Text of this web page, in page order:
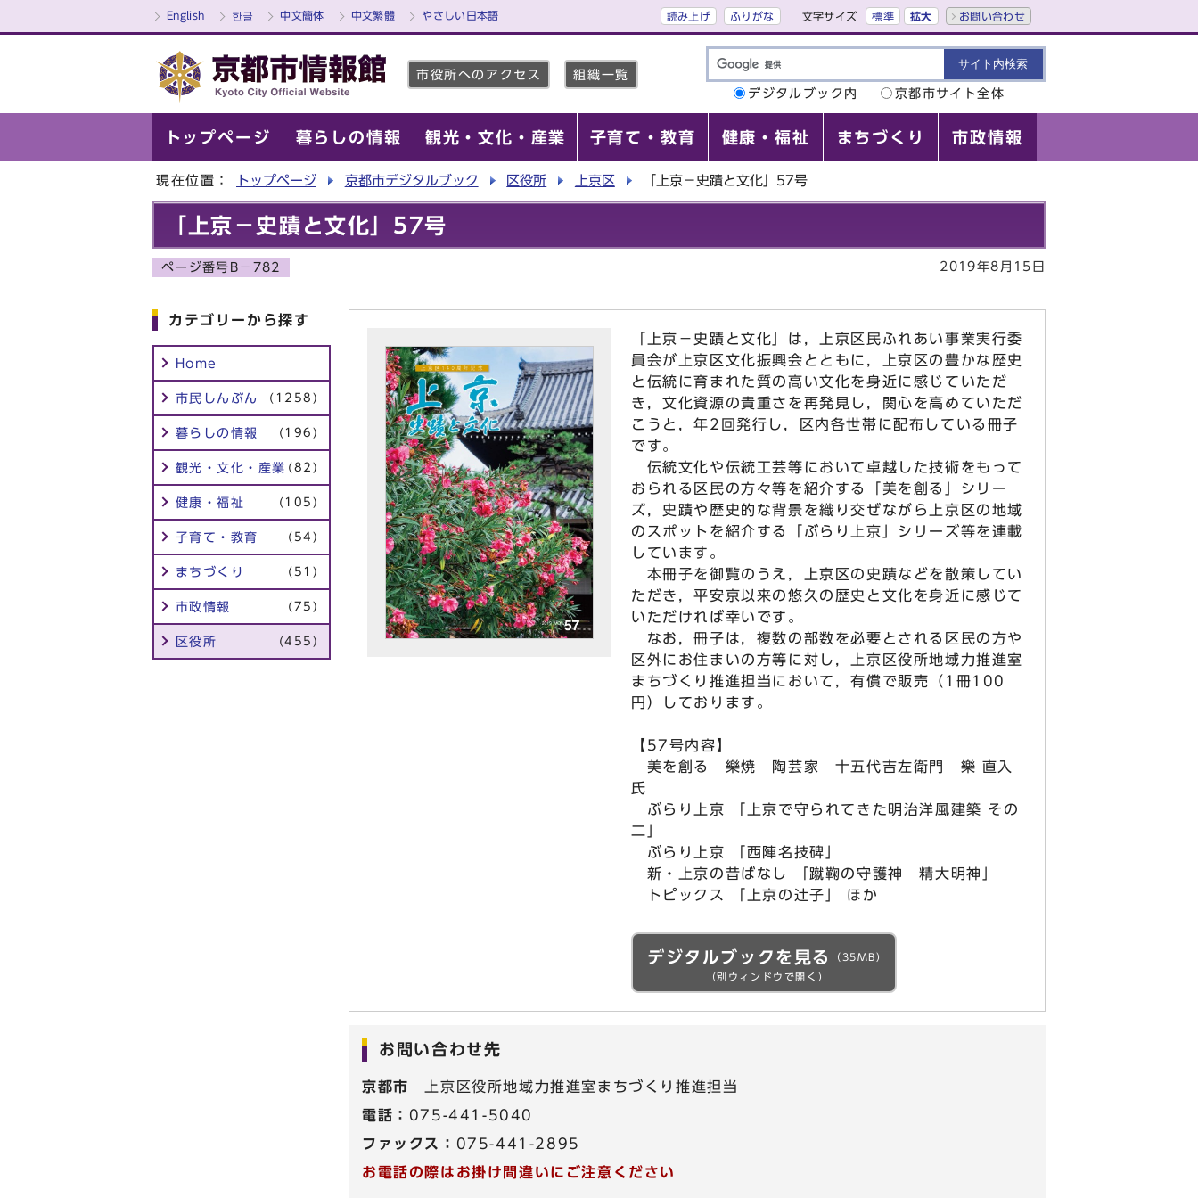
English 한글 中文簡体 中文繁體 やさしい日本語 読み上げ ふりがな 文字サイズ 標準 拡大 お問い合わせ
市役所へのアクセス
組織一覧
デジタルブック内
京都市サイト全体
トップページ 暮らしの情報 観光・文化・産業 子育て・教育 健康・福祉 まちづくり 市政情報
現在位置： トップページ 京都市デジタルブック 区役所 上京区 「上京－史蹟と文化」57号
「上京－史蹟と文化」57号
ページ番号B－782 2019年8月15日
カテゴリーから探す
Home
市民しんぶん (1258)
暮らしの情報 (196)
観光・文化・産業 (82)
健康・福祉 (105)
子育て・教育 (54)
まちづくり (51)
市政情報 (75)
区役所 (455)
「上京－史蹟と文化」は，上京区民ふれあい事業実行委
員会が上京区文化振興会とともに，上京区の豊かな歴史
と伝統に育まれた質の高い文化を身近に感じていただ
き，文化資源の貴重さを再発見し，関心を高めていただ
こうと，年2回発行し，区内各世帯に配布している冊子
です。
伝統文化や伝統工芸等において卓越した技術をもって
おられる区民の方々等を紹介する「美を創る」シリー
ズ，史蹟や歴史的な背景を織り交ぜながら上京区の地域
のスポットを紹介する「ぶらり上京」シリーズ等を連載
しています。
本冊子を御覧のうえ，上京区の史蹟などを散策してい
ただき，平安京以来の悠久の歴史と文化を身近に感じて
いただければ幸いです。
なお，冊子は，複数の部数を必要とされる区民の方や
区外にお住まいの方等に対し，上京区役所地域力推進室
まちづくり推進担当において，有償で販売（1冊100
円）しております。
【57号内容】
美を創る 樂焼 陶芸家 十五代吉左衛門 樂 直入
氏
ぶらり上京 「上京で守られてきた明治洋風建築 その
二」
ぶらり上京 「西陣名技碑」
新・上京の昔ばなし 「蹴鞠の守護神 精大明神」
トピックス 「上京の辻子」 ほか
デジタルブックを見る
（35MB）
（別ウィンドウで開く）
お問い合わせ先
京都市
上京区役所地域力推進室まちづくり推進担当
電話： 075-441-5040
ファックス： 075-441-2895
お電話の際はお掛け間違いにご注意ください